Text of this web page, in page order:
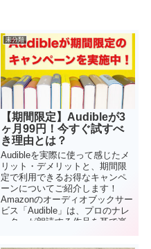
未分類
【期間限定】Audibleが3
ヶ月99円！今すぐ試すべ
き理由とは？
Audibleを実際に使って感じたメ
リット・デメリットと、期間限
定で利用できるお得なキャンペ
ーンについてご紹介します！
Amazonのオーディオブックサー
ビス「Audible」は、プロのナレ
ーターが朗読する作品を耳で楽